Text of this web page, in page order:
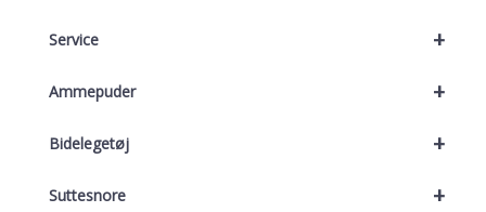
+
Service
+
Ammepuder
+
Bidelegetøj
+
Suttesnore